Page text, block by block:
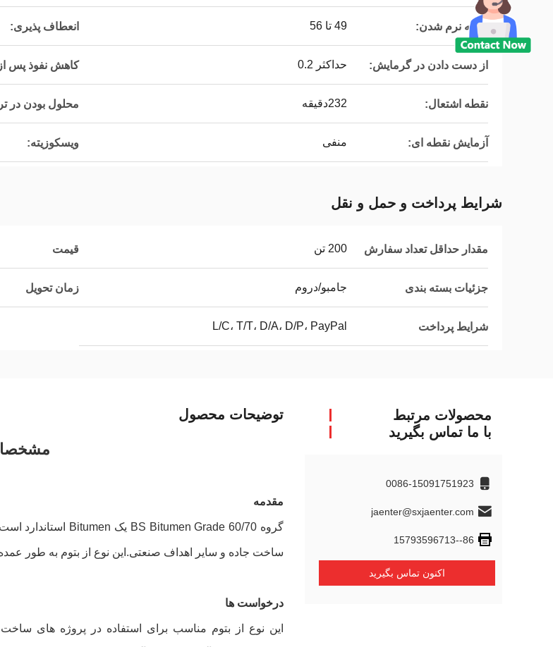
نقطه نرم شدن: 49 تا 56 انعطاف پذیری:
از دست دادن در گرمایش: حداکثر 0.2 کاهش نفوذ پس
نقطه اشتعال: 232دقيقه محلول بودن در
آزمایش نقطه ای: منفی ویسکوزیته:
شرایط پرداخت و حمل و نقل
مقدار حداقل تعداد سفارش 200 تن قیمت
جزئیات بسته بندی جامبو/دروم زمان تحویل
شرایط پرداخت L/C، T/T، D/A، D/P، PayPal
محصولات مرتبط
با ما تماس بگیرید
0086-15091751923
jaenter@sxjaenter.com
86--15793596713
اکنون تماس بگیرید
توضیحات محصول
مقدمه
ساخت جاده و سایر اهداف صنعتی.این نوع از بتوم به طور
درخواست ها
این نوع از بتوم مناسب برای استفاده در پروژه های